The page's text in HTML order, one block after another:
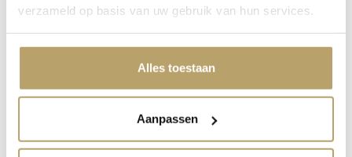
verzameld op basis van uw gebruik van hun services.
Alles toestaan
Aanpassen
zwart
Bekijk varianten
glans brons
Bekijk varianten